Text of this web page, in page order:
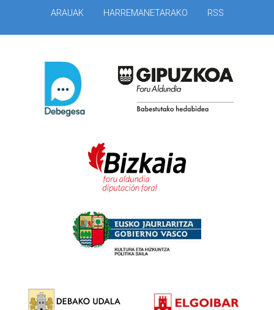
ARAUAK HARREMANETARAKO RSS